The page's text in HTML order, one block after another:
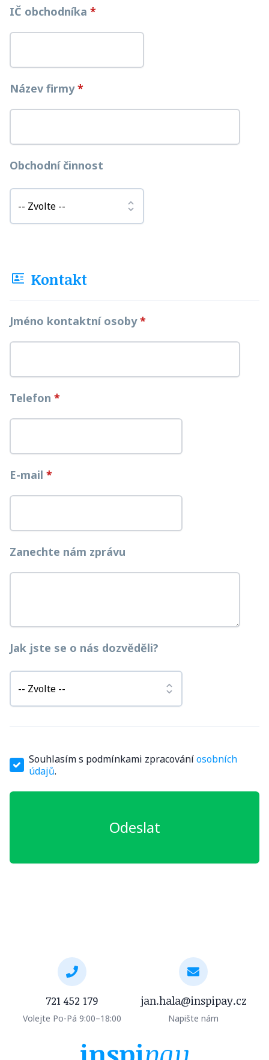
IČ obchodníka *
Název firmy*
Obchodní činnost
Kontakt
Jméno kontaktní osoby*
Telefon *
E-mail *
Zanechte nám zprávu
Jak jste se o nás dozvěděli?
Souhlasím s podmínkami zpracováníosobních
údajů.
Odeslat
721 452 179
Volejte Po-Pá 9:00–18:00
jan.hala@inspipay.cz
Napište nám